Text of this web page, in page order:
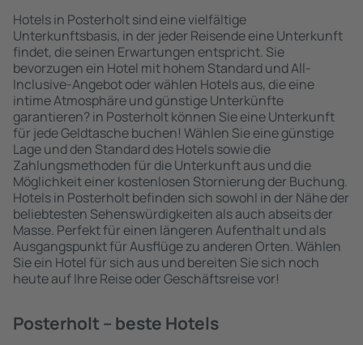
Hotels in Posterholt sind eine vielfältige
Unterkunftsbasis, in der jeder Reisende eine Unterkunft
findet, die seinen Erwartungen entspricht. Sie
bevorzugen ein Hotel mit hohem Standard und All-
Inclusive-Angebot oder wählen Hotels aus, die eine
intime Atmosphäre und günstige Unterkünfte
garantieren? in Posterholt können Sie eine Unterkunft
für jede Geldtasche buchen! Wählen Sie eine günstige
Lage und den Standard des Hotels sowie die
Zahlungsmethoden für die Unterkunft aus und die
Möglichkeit einer kostenlosen Stornierung der Buchung.
Hotels in Posterholt befinden sich sowohl in der Nähe der
beliebtesten Sehenswürdigkeiten als auch abseits der
Masse. Perfekt für einen längeren Aufenthalt und als
Ausgangspunkt für Ausflüge zu anderen Orten. Wählen
Sie ein Hotel für sich aus und bereiten Sie sich noch
heute auf Ihre Reise oder Geschäftsreise vor!
Posterholt – beste Hotels